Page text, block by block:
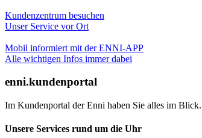
Kundenzentrum besuchen
Unser Service vor Ort
Mobil informiert mit der ENNI-APP
Alle wichtigen Infos immer dabei
enni.kundenportal
Im Kundenportal der Enni haben Sie alles im
Unsere Services rund um die Uhr